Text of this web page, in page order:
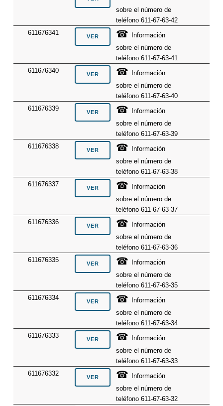
sobre el número de
teléfono 611-67-63-42
611676341
☎ Información
sobre el número de
teléfono 611-67-63-41
611676340
☎ Información
sobre el número de
teléfono 611-67-63-40
611676339
☎ Información
sobre el número de
teléfono 611-67-63-39
611676338
☎ Información
sobre el número de
teléfono 611-67-63-38
611676337
☎ Información
sobre el número de
teléfono 611-67-63-37
611676336
☎ Información
sobre el número de
teléfono 611-67-63-36
611676335
☎ Información
sobre el número de
teléfono 611-67-63-35
611676334
☎ Información
sobre el número de
teléfono 611-67-63-34
611676333
☎ Información
sobre el número de
teléfono 611-67-63-33
611676332
☎ Información
sobre el número de
teléfono 611-67-63-32